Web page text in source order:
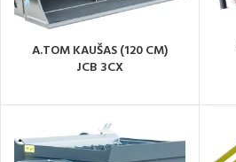
A.TOM KAUŠAS (120 CM)
JCB 3CX